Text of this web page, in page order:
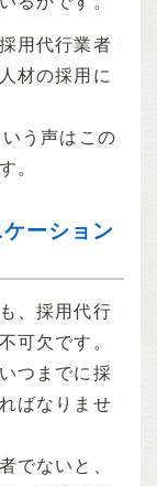
用代行業者
材の採用に
う声はこの
。
ーション
、採用代行
可欠です。
つまでに採
ばなりませ
でないと、